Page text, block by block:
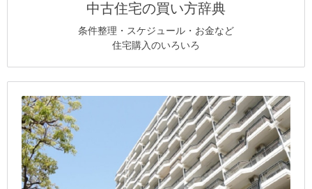
中古住宅の買い方辞典
条件整理・スケジュール・お金など
住宅購入のいろいろ